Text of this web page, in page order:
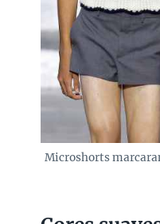
Microshorts